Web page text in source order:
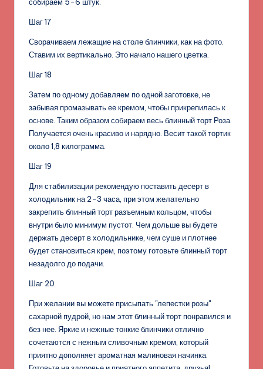
Шаг 17
Сворачиваем лежащие на столе блинчики, как на фото.
Ставим их вертикально. Это начало нашего цветка.
Шаг 18
Затем по одному добавляем по одной заготовке, не
забывая промазывать ее кремом, чтобы прикрепилась к
основе. Таким образом собираем весь блинный торт Роза.
Получается очень красиво и нарядно. Весит такой тортик
около 1,8 килограмма.
Шаг 19
Для стабилизации рекомендую поставить десерт в
холодильник на 2-3 часа, при этом желательно
закрепить блинный торт разъемным кольцом, чтобы
внутри было минимум пустот. Чем дольше вы будете
держать десерт в холодильнике, чем суше и плотнее
будет становиться крем, поэтому готовьте блинный торт
незадолго до подачи.
Шаг 20
При желании вы можете присыпать "лепестки розы"
сахарной пудрой, но нам этот блинный торт понравился и
без нее. Яркие и нежные тонкие блинчики отлично
сочетаются с нежным сливочным кремом, который
приятно дополняет ароматная малиновая начинка.